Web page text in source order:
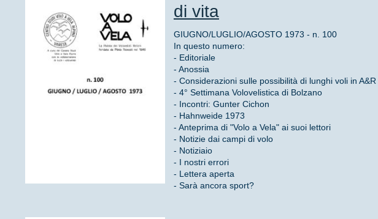
di vita
GIUGNO/LUGLIO/AGOSTO 1973 - n. 100
In questo numero:
- Editoriale
- Anossia
- Considerazioni sulle possibilità di lunghi voli in A&R
- 4° Settimana Volovelistica di Bolzano
- Incontri: Gunter Cichon
- Hahnweide 1973
- Anteprima di "Volo a Vela" ai suoi lettori
- Notizie dai campi di volo
- Notiziaio
- I nostri errori
- Lettera aperta
- Sarà ancora sport?